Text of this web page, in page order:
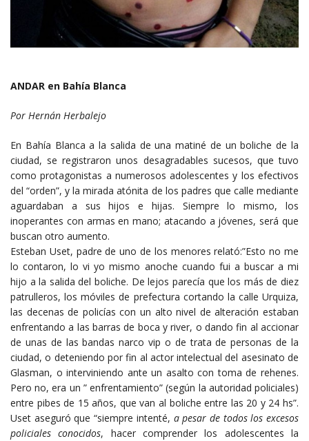
ANDAR en Bahía Blanca
Por Hernán Herbalejo
En Bahía Blanca a la salida de una matiné de un boliche de la
ciudad, se registraron unos desagradables sucesos, que tuvo
como protagonistas a numerosos adolescentes y los efectivos
del “orden”, y la mirada atónita de los padres que calle mediante
aguardaban a sus hijos e hijas. Siempre lo mismo, los
inoperantes con armas en mano; atacando a jóvenes, será que
buscan otro aumento.
Esteban Uset, padre de uno de los menores relató:”Esto no me
lo contaron, lo vi yo mismo anoche cuando fui a buscar a mi
hijo a la salida del boliche. De lejos parecía que los más de diez
patrulleros, los móviles de prefectura cortando la calle Urquiza,
las decenas de policías con un alto nivel de alteración estaban
enfrentando a las barras de boca y river, o dando fin al accionar
de unas de las bandas narco vip o de trata de personas de la
ciudad, o deteniendo por fin al actor intelectual del asesinato de
Glasman, o interviniendo ante un asalto con toma de rehenes.
Pero no, era un ” enfrentamiento” (según la autoridad policiales)
entre pibes de 15 años, que van al boliche entre las 20 y 24 hs”.
Uset aseguró que “siempre intenté, a pesar de todos los excesos
policiales conocidos, hacer comprender los adolescentes la